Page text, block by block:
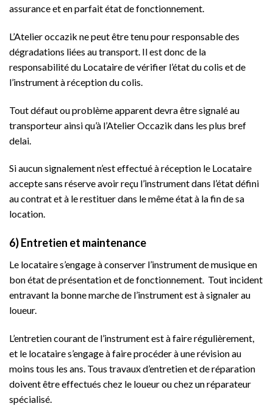
assurance et en parfait état de fonctionnement.
L’Atelier occazik ne peut être tenu pour responsable des
dégradations liées au transport. Il est donc de la
responsabilité du Locataire de vérifier l’état du colis et de
l’instrument à réception du colis.
Tout défaut ou problème apparent devra être signalé au
transporteur ainsi qu’à l’Atelier Occazik dans les plus bref
delai.
Si aucun signalement n’est effectué à réception le Locataire
accepte sans réserve avoir reçu l’instrument dans l’état défini
au contrat et à le restituer dans le même état à la fin de sa
location.
6) Entretien et maintenance
Le locataire s’engage à conserver l’instrument de musique en
bon état de présentation et de fonctionnement. Tout incident
entravant la bonne marche de l’instrument est à signaler au
loueur.
L’entretien courant de l’instrument est à faire régulièrement,
et le locataire s’engage à faire procéder à une révision au
moins tous les ans. Tous travaux d’entretien et de réparation
doivent être effectués chez le loueur ou chez un réparateur
spécialisé.